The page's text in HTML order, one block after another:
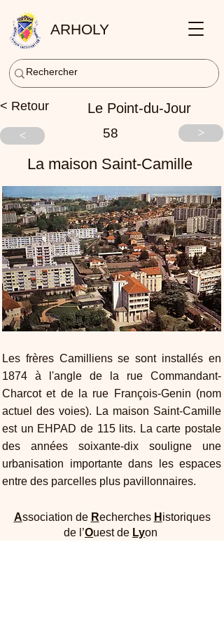
ARHOLY
< Retour Le Point-du-Jour
< 58 >
La maison Saint-Camille
Les frères Camilliens se sont installés en
1874 à l'angle de la rue Commandant-
Charcot et de la rue François-Genin (nom
actuel des voies). La maison Saint-Camille
est un EHPAD de 115 lits. La carte postale
des années soixante-dix souligne une
urbanisation importante dans les espaces
entre des parcelles plus pavillonnaires.
Association de Recherches H istoriques
de l’Ouest de Lyon